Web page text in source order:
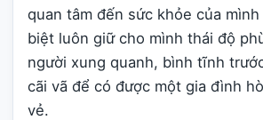
quan tâm đến sức khỏe của
biệt luôn giữ cho mình thái độ
người xung quanh, bình tĩnh
cãi vã để có được một gia đình
vẻ.